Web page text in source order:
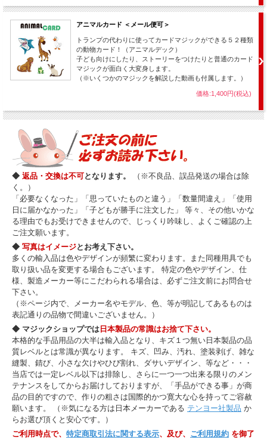
アニマルカード ＜メール便可＞
トランプの代わりに使ってカードマジックができる５２種類
の動物カード！（アニマルデック）
子ども向けにしたり、ストーリーをつけたりと普通のカード
マジックが面白く大変身します。
（※いくつかのマジックを解説した動画も付属します。）
価格:1,400円(税込)
◆ 返品・交換は不可となります。
（※不良品、誤品発送の場合は除
く。）
「必要なくなった」「思っていたものと違う」「数量間違え」「使用
日に届かなかった」「子どもが勝手に注文した」 等々、その他いかな
る理由でもお受けできませんので、じっくり吟味し、よくご確認の上
ご注文願います。
◆ 写真はイメージとお考え下さい。
多くの輸入品は色やデザインが頻繁に変わります。また同種用具でも
取り扱い品を変更する場合もございます。 特定の色やデザイン、仕
様、製造メーカー等にこだわられる場合は、必ずご注文前にお問合せ
下さい。
（※ページ内で、メーカー名やモデル、色、等が明記してあるものは
表記通りの品物で間違いございません。）
◆ マジックショップでは 日本製品の常識はお捨て下さい。
本格的な手品用品の大半は輸入品となり、キズ１つ無い日本製品の品
質レベルとは常識が異なります。 キズ、凹み、汚れ、塗装剥げ、雑な
縫製、錆び、小さな欠けやひび割れ、ダサいデザイン、等など・・・
当店では一定レベル以下は排除し、さらに一つ一つ出来る限りのメン
テナンスをしてからお届けしておりますが、「手品ができる事」が商
品の目的ですので、作りの粗さは国際的かつ寛大な心を持ってご容赦
願います。 （※気になる方は日本メーカーである テンヨー社製品 か
らお選び頂くと安心です。）
ご利用時点で、 特定商取引法に関する表示、及び、 ご利用規約 を御了